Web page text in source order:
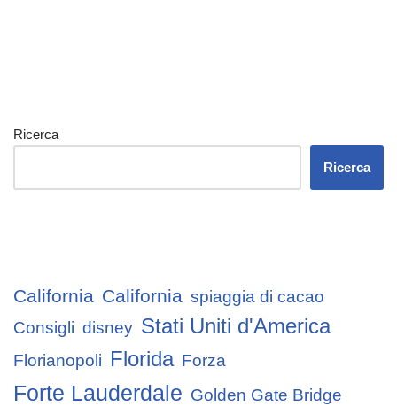
Ricerca
Ricerca
California California spiaggia di cacao
Consigli disney Stati Uniti d'America
Florianopoli Florida Forza
Forte Lauderdale Golden Gate Bridge